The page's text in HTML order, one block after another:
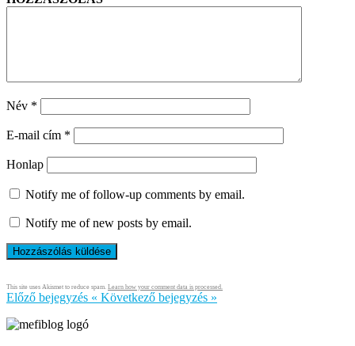
Név *
E-mail cím *
Honlap
Notify me of follow-up comments by email.
Notify me of new posts by email.
This site uses Akismet to reduce spam. Learn how your comment data is processed.
Előző bejegyzés « Következő bejegyzés »